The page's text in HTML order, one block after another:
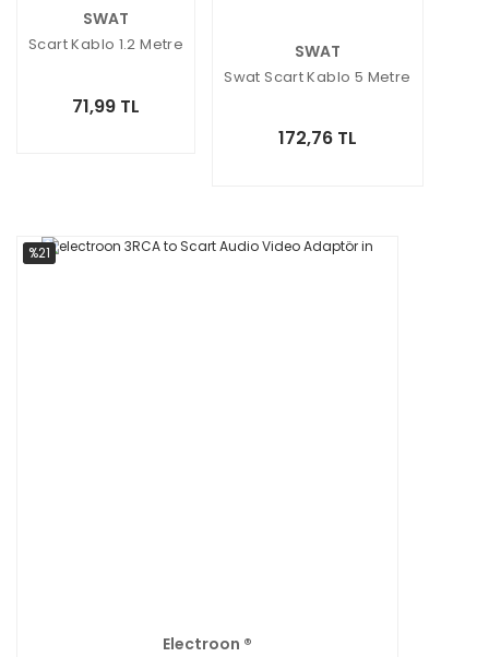
SWAT
Scart Kablo 1.2 Metre
71,99 TL
SWAT
Swat Scart Kablo 5 Metre
172,76 TL
%21
Electroon ®